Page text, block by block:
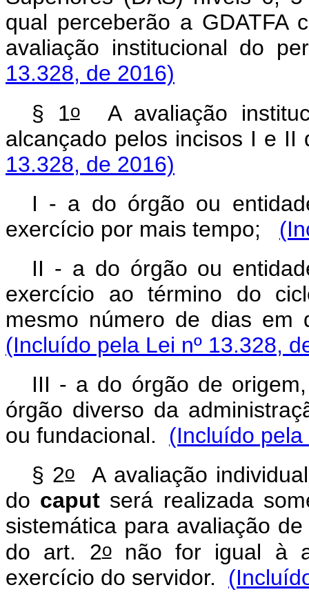
qual perceberão a GDATFA
avaliação institucional do
13.328, de 2016)
§ 1oA avaliação
alcançado pelos incisos I e
13.328, de 2016)
I - a do órgão ou
exercício por mais tempo;
II - a do órgão ou
exercício ao término do
mesmo número de dias em
(Incluído pela Lei nº 13.328,
III - a do órgão de
órgão diverso da
ou fundacional. (Incluído
§ 2oA avaliação
do caput será realizada
sistemática para avaliação
do art. 2onão for igual à
exercício do servidor.